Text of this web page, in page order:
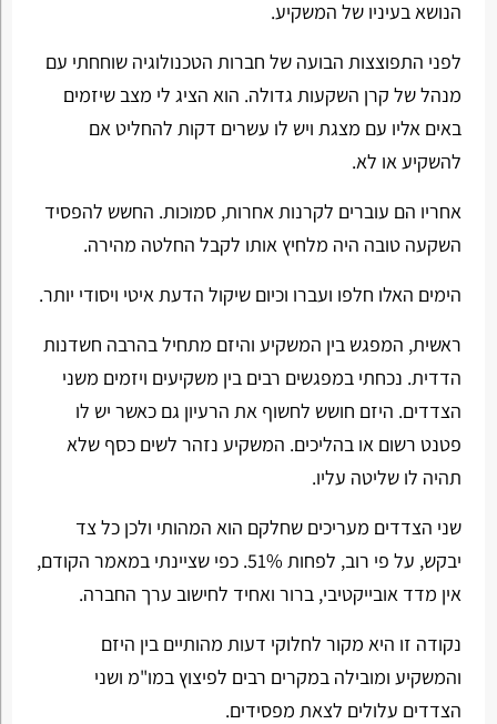
הנושא בעיניו של המשקיע.
לפני התפוצצות הבועה של חברות הטכנולוגיה שוחחתי עם
מנהל של קרן השקעות גדולה. הוא הציג לי מצב שיזמים
באים אליו עם מצגת ויש לו עשרים דקות להחליט אם
להשקיע או לא.
אחריו הם עוברים לקרנות אחרות, סמוכות. החשש להפסיד
השקעה טובה היה מלחיץ אותו לקבל החלטה מהירה.
הימים האלו חלפו ועברו וכיום שיקול הדעת איטי ויסודי יותר.
ראשית, המפגש בין המשקיע והיזם מתחיל בהרבה חשדנות
הדדית. נכחתי במפגשים רבים בין משקיעים ויזמים משני
הצדדים. היזם חושש לחשוף את הרעיון גם כאשר יש לו
פטנט רשום או בהליכים. המשקיע נזהר לשים כסף שלא
תהיה לו שליטה עליו.
שני הצדדים מעריכים שחלקם הוא המהותי ולכן כל צד
יבקש, על פי רוב, לפחות 51%. כפי שציינתי במאמר הקודם,
אין מדד אובייקטיבי, ברור ואחיד לחישוב ערך החברה.
נקודה זו היא מקור לחלוקי דעות מהותיים בין היזם
והמשקיע ומובילה במקרים רבים לפיצוץ במו"מ ושני
הצדדים עלולים לצאת מפסידים.